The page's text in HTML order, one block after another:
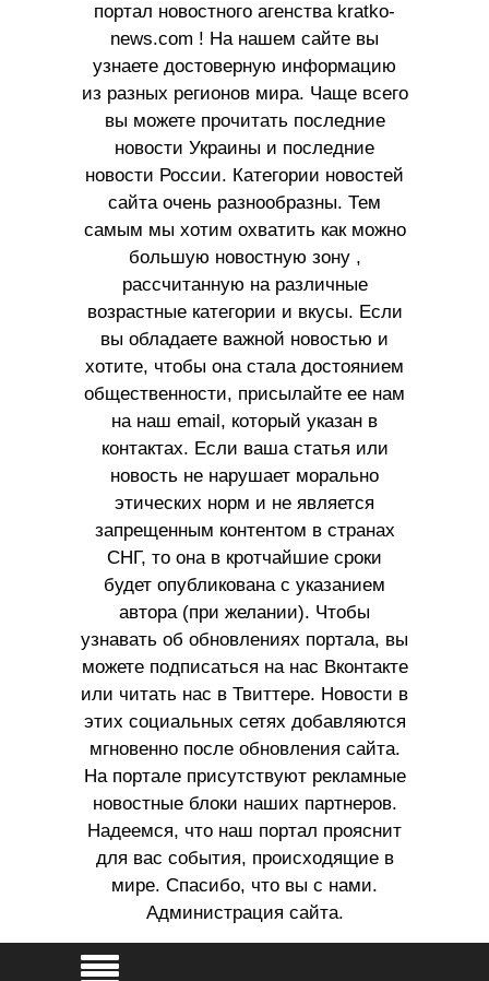
портал новостного агенства kratko-
news.com ! На нашем сайте вы
узнаете достоверную информацию
из разных регионов мира. Чаще всего
вы можете прочитать последние
новости Украины и последние
новости России. Категории новостей
сайта очень разнообразны. Тем
самым мы хотим охватить как можно
большую новостную зону ,
рассчитанную на различные
возрастные категории и вкусы. Если
вы обладаете важной новостью и
хотите, чтобы она стала достоянием
общественности, присылайте ее нам
на наш email, который указан в
контактах. Если ваша статья или
новость не нарушает морально
этических норм и не является
запрещенным контентом в странах
СНГ, то она в кротчайшие сроки
будет опубликована с указанием
автора (при желании). Чтобы
узнавать об обновлениях портала, вы
можете подписаться на нас Вконтакте
или читать нас в Твиттере. Новости в
этих социальных сетях добавляются
мгновенно после обновления сайта.
На портале присутствуют рекламные
новостные блоки наших партнеров.
Надеемся, что наш портал прояснит
для вас события, происходящие в
мире. Спасибо, что вы с нами.
Администрация сайта.